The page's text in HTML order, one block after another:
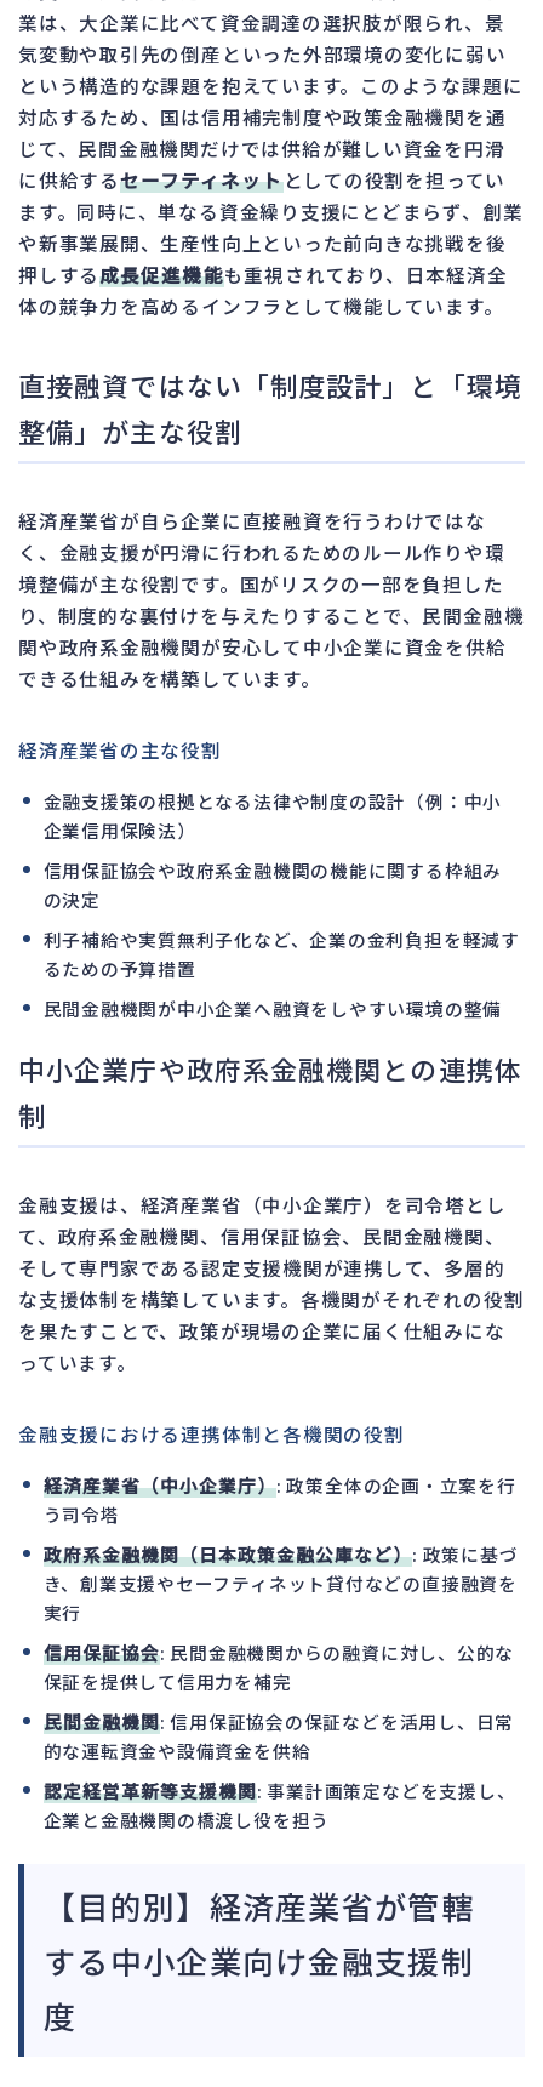
業は、大企業に比べて資金調達の選択肢が限られ、景
気変動や取引先の倒産といった外部環境の変化に弱い
という構造的な課題を抱えています。このような課題に
対応するため、国は信用補完制度や政策金融機関を通
じて、民間金融機関だけでは供給が難しい資金を円滑
に供給するセーフティネットとしての役割を担ってい
ます。同時に、単なる資金繰り支援にとどまらず、創業
や新事業展開、生産性向上といった前向きな挑戦を後
押しする成長促進機能も重視されており、日本経済全
体の競争力を高めるインフラとして機能しています。
直接融資ではない「制度設計」と「環境
整備」が主な役割
経済産業省が自ら企業に直接融資を行うわけではな
く、金融支援が円滑に行われるためのルール作りや環
境整備が主な役割です。国がリスクの一部を負担した
り、制度的な裏付けを与えたりすることで、民間金融機
関や政府系金融機関が安心して中小企業に資金を供給
できる仕組みを構築しています。
経済産業省の主な役割
金融支援策の根拠となる法律や制度の設計（例：中小
企業信用保険法）
信用保証協会や政府系金融機関の機能に関する枠組み
の決定
利子補給や実質無利子化など、企業の金利負担を軽減す
るための予算措置
民間金融機関が中小企業へ融資をしやすい環境の整備
中小企業庁や政府系金融機関との連携体
制
金融支援は、経済産業省（中小企業庁）を司令塔とし
て、政府系金融機関、信用保証協会、民間金融機関、
そして専門家である認定支援機関が連携して、多層的
な支援体制を構築しています。各機関がそれぞれの役割
を果たすことで、政策が現場の企業に届く仕組みにな
っています。
金融支援における連携体制と各機関の役割
経済産業省（中小企業庁）: 政策全体の企画・立案を行
う司令塔
政府系金融機関（日本政策金融公庫など）: 政策に基づ
き、創業支援やセーフティネット貸付などの直接融資を
実行
信用保証協会: 民間金融機関からの融資に対し、公的な
保証を提供して信用力を補完
民間金融機関: 信用保証協会の保証などを活用し、日常
的な運転資金や設備資金を供給
認定経営革新等支援機関: 事業計画策定などを支援し、
企業と金融機関の橋渡し役を担う
【目的別】経済産業省が管轄
する中小企業向け金融支援制
度